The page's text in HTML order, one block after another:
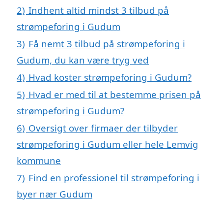
2) Indhent altid mindst 3 tilbud på
strømpeforing i Gudum
3) Få nemt 3 tilbud på strømpeforing i
Gudum, du kan være tryg ved
4) Hvad koster strømpeforing i Gudum?
5) Hvad er med til at bestemme prisen på
strømpeforing i Gudum?
6) Oversigt over firmaer der tilbyder
strømpeforing i Gudum eller hele Lemvig
kommune
7) Find en professionel til strømpeforing i
byer nær Gudum